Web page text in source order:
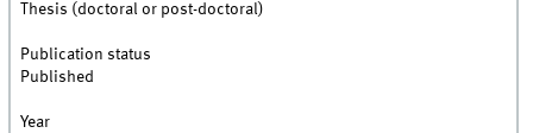
Thesis (doctoral or post-doctoral)
Publication status
Published
Year